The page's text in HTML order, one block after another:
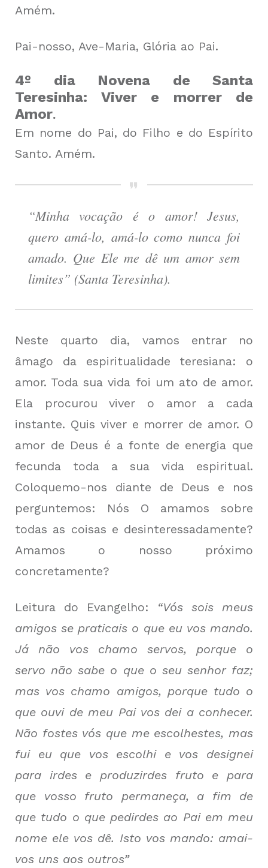
Amém.
Pai-nosso, Ave-Maria, Glória ao Pai.
4º dia Novena de Santa
Teresinha: Viver e morrer de
Amor.
Em nome do Pai, do Filho e do Espírito
Santo. Amém.
“Minha vocação é o amor! Jesus,
quero amá-lo, amá-lo como nunca foi
amado. Que Ele me dê um amor sem
limites” (Santa Teresinha).
Neste quarto dia, vamos entrar no
âmago da espiritualidade teresiana: o
amor. Toda sua vida foi um ato de amor.
Ela procurou viver o amor a cada
instante. Quis viver e morrer de amor. O
amor de Deus é a fonte de energia que
fecunda toda a sua vida espiritual.
Coloquemo-nos diante de Deus e nos
perguntemos: Nós O amamos sobre
todas as coisas e desinteressadamente?
Amamos o nosso próximo
concretamente?
Leitura do Evangelho: “Vós sois meus
amigos se praticais o que eu vos mando.
Já não vos chamo servos, porque o
servo não sabe o que o seu senhor faz;
mas vos chamo amigos, porque tudo o
que ouvi de meu Pai vos dei a conhecer.
Não fostes vós que me escolhestes, mas
fui eu que vos escolhi e vos designei
para irdes e produzirdes fruto e para
que vosso fruto permaneça, a fim de
que tudo o que pedirdes ao Pai em meu
nome ele vos dê. Isto vos mando: amai-
vos uns aos outros”